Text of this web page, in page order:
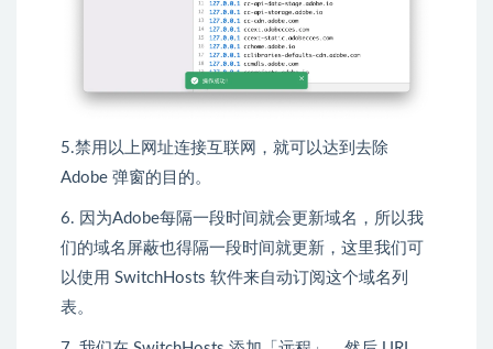
5.禁用以上网址连接互联网，就可以达到去除
Adobe 弹窗的目的。
6. 因为Adobe每隔一段时间就会更新域名，所以我
们的域名屏蔽也得隔一段时间就更新，这里我们可
以使用 SwitchHosts 软件来自动订阅这个域名列
表。